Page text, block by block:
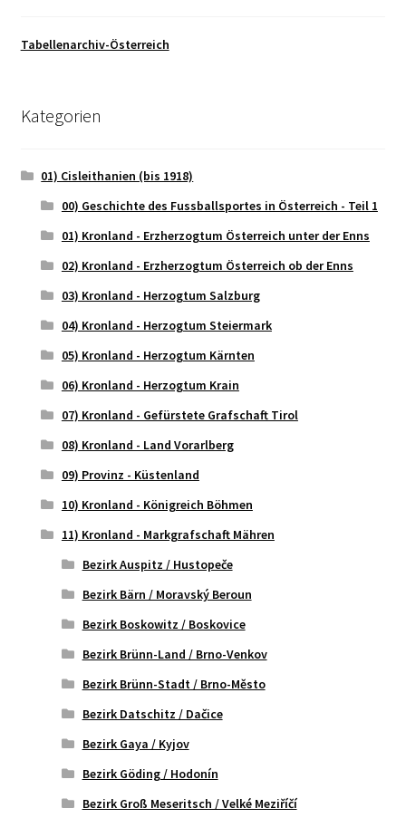
Tabellenarchiv-Österreich
Kategorien
01) Cisleithanien (bis 1918)
00) Geschichte des Fussballsportes in Österreich - Teil 1
01) Kronland - Erzherzogtum Österreich unter der Enns
02) Kronland - Erzherzogtum Österreich ob der Enns
03) Kronland - Herzogtum Salzburg
04) Kronland - Herzogtum Steiermark
05) Kronland - Herzogtum Kärnten
06) Kronland - Herzogtum Krain
07) Kronland - Gefürstete Grafschaft Tirol
08) Kronland - Land Vorarlberg
09) Provinz - Küstenland
10) Kronland - Königreich Böhmen
11) Kronland - Markgrafschaft Mähren
Bezirk Auspitz / Hustopeče
Bezirk Bärn / Moravský Beroun
Bezirk Boskowitz / Boskovice
Bezirk Brünn-Land / Brno-Venkov
Bezirk Brünn-Stadt / Brno-Město
Bezirk Datschitz / Dačice
Bezirk Gaya / Kyjov
Bezirk Göding / Hodonín
Bezirk Groß Meseritsch / Velké Meziříčí